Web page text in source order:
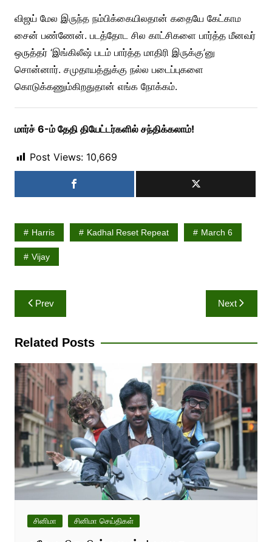
விஜய் மேல இருந்த நம்பிக்கையிலதான் கதையே கேட்காம
சைன் பண்ணேன். படத்தோட சில காட்சிகளை பார்த்த மீனவர்
ஒருத்தர் ‘இங்கிலீஷ் படம் பார்த்த மாதிரி இருக்கு’னு
சொன்னார். சமுதாயத்துக்கு நல்ல படைப்புகளை
கொடுக்கணும்கிறதுதான் எங்க நோக்கம்.
மார்ச் 6-ம் தேதி தியேட்டர்களில் சந்திக்கலாம்!
Post Views: 10,669
Harris Kadhal Reset Repeat March 6
Vijay
Post
navigation
Prev Next
Related Posts
சினிமா சினிமா செய்திகள்